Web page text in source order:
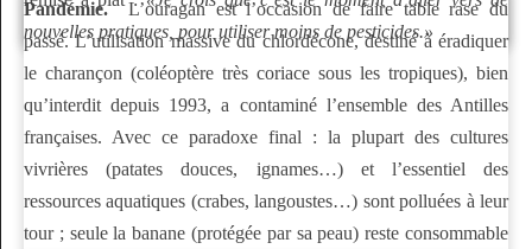
nouvelles pratiques, pour utiliser moins de pesticides.»
Pandémie.L’ouragan est l’occasion de faire table rase du
passé. L’utilisation massive du chlordécone, destiné à éradiquer
le charançon (coléoptère très coriace sous les tropiques), bien
qu’interdit depuis 1993, a contaminé l’ensemble des Antilles
françaises. Avec ce paradoxe final : la plupart des cultures
vivrières (patates douces, ignames…) et l’essentiel des
ressources aquatiques (crabes, langoustes…) sont polluées à leur
tour ; seule la banane (protégée par sa peau) reste consommable